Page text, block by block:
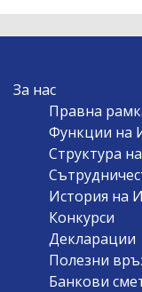
NAVIGATION
За нас
Правна
Функции на
Структура
История на
Конкурси
Декларации
Полезни
Банкови